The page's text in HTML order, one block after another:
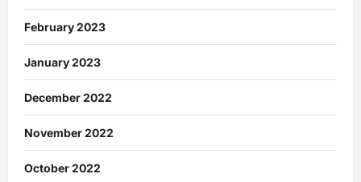
February 2023
January 2023
December 2022
November 2022
October 2022